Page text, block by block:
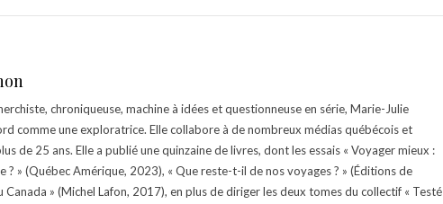
chroniqueuse, machine à idées et questionneuse en série, Marie-Julie
comme une exploratrice. Elle collabore à de nombreux médias québécois et
de 25 ans. Elle a publié une quinzaine de livres, dont les essais « Voyager mieux :
? » (Québec Amérique, 2023), « Que reste-t-il de nos voyages ? » (Éditions de
» (Michel Lafon, 2017), en plus de diriger les deux tomes du collectif « Testé